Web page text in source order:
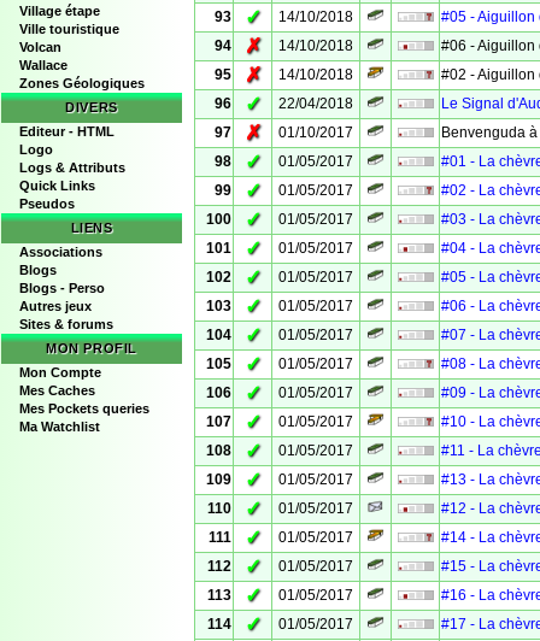
Village étape
Ville touristique
Volcan
Wallace
Zones Géologiques
DIVERS
Editeur - HTML
Logo
Logs & Attributs
Quick Links
Pseudos
LIENS
Associations
Blogs
Blogs - Perso
Autres jeux
Sites & forums
MON PROFIL
Mon Compte
Mes Caches
Mes Pockets queries
Ma Watchlist
93 ✓ 14/10/2018
#05 - Aiguillon
94
✗ 14/10/2018
#06 - Aiguillon
95
✗ 14/10/2018
#02 - Aiguillon
96
✓ 22/04/2018
Le Signal
97
✗ 01/10/2017
Benvenguda
98
✓ 01/05/2017
#01 - La
99
✓ 01/05/2017
#02 - La
100
✓ 01/05/2017
#03 - La
101
✓ 01/05/2017
#04 - La
102
✓ 01/05/2017
#05 - La
103
✓ 01/05/2017
#06 - La
104
✓ 01/05/2017
#07 - La
105
✓ 01/05/2017
#08 - La
106
✓ 01/05/2017
#09 - La
107
✓ 01/05/2017
#10 - La
108
✓ 01/05/2017
#11 - La
109
✓ 01/05/2017
#13 - La
110
✓ 01/05/2017
#12 - La
111
✓ 01/05/2017
#14 - La
112
✓ 01/05/2017
#15 - La
113
✓ 01/05/2017
#16 - La
114
✓ 01/05/2017
#17 - La